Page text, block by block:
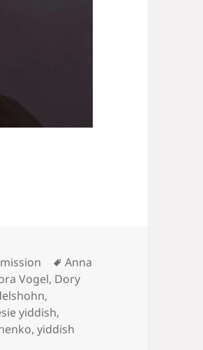
Mots-
clés
Anna
Vogel, Dory
,
yiddish,
,yiddish